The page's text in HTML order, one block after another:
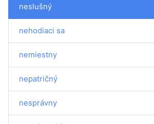
neslušný
nehodiaci sa
nemiestny
nepatričný
nesprávny